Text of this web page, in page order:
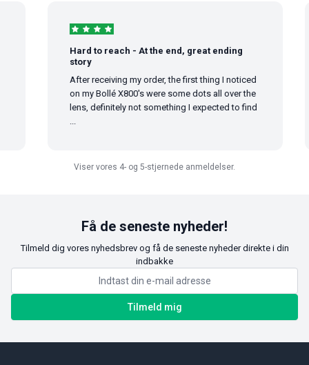
Hard to reach - At the end, great ending
story
After receiving my order, the first thing I noticed
on my Bollé X800's were some dots all over the
lens, definitely not something I expected to find
Viser vores 4- og 5-stjernede anmeldelser.
Få de seneste nyheder!
Tilmeld dig vores nyhedsbrev og få de seneste nyheder direkte i din
indbakke
Tilmeld mig